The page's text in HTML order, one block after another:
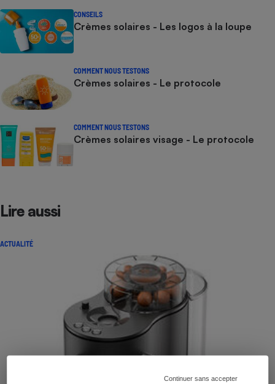
Continuer sans accepter
CONSEILS
Crèmes solaires - Les logos à la loupe
COMMENT NOUS TESTONS
Crèmes solaires - Le protocole
COMMENT NOUS TESTONS
Crèmes solaires visage - Le protocole
Lire aussi
ACTUALITÉ